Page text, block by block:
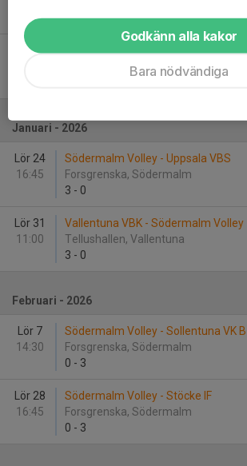
2-3
Lör 20
Södermalm Volley - Sollentuna VK C
Forsgrenska, Södermalm
Januari - 2026
Lör 24
16:45
Södermalm Volley - Uppsala VBS
Forsgrenska, Södermalm
3 - 0
Lör 31
11:00
Vallentuna VBK - Södermalm Volley
Tellushallen, Vallentuna
3 - 0
Februari - 2026
Lör 7
14:30
Södermalm Volley - Sollentuna VK B
Forsgrenska, Södermalm
0 - 3
Lör 28
16:45
Södermalm Volley - Stöcke IF
Forsgrenska, Södermalm
0 - 3
Godkänn alla kakor
Bara nödvändiga